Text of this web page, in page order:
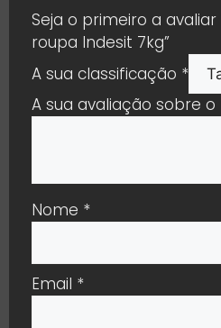
Seja o primeiro a avaliar
roupa Indesit 7kg”
A sua classificação *
A sua avaliação sobre
Nome *
Email *